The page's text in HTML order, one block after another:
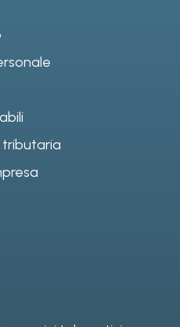
tributaria